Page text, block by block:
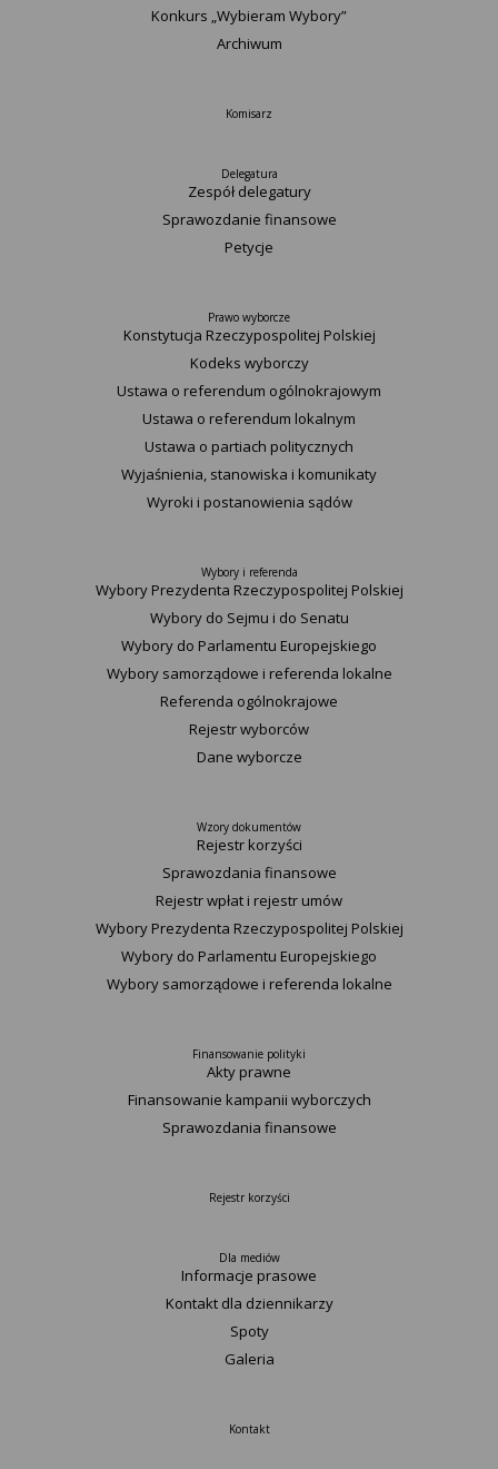
Konkurs „Wybieram Wybory”
Archiwum
Komisarz
Delegatura
Zespół delegatury
Sprawozdanie finansowe
Petycje
Prawo wyborcze
Konstytucja Rzeczypospolitej Polskiej​
Kodeks wyborczy
Ustawa o referendum ogólnokrajowym
Ustawa o referendum lokalnym
Ustawa o partiach politycznych
Wyjaśnienia, stanowiska i komunikaty
Wyroki i postanowienia sądów
Wybory i referenda
Wybory Prezydenta Rzeczypospolitej Polskiej
Wybory do Sejmu i do Senatu
Wybory do Parlamentu Europejskiego
Wybory samorządowe i referenda lokalne
Referenda ogólnokrajowe
Rejestr wyborców
Dane wyborcze
Wzory dokumentów
Rejestr korzyści
Sprawozdania finansowe
Rejestr wpłat i rejestr umów
Wybory Prezydenta Rzeczypospolitej Polskiej
Wybory do Parlamentu Europejskiego
Wybory samorządowe i referenda lokalne
Finansowanie polityki
Akty prawne
Finansowanie kampanii wyborczych
Sprawozdania finansowe
Rejestr korzyści
Dla mediów
Informacje prasowe
Kontakt dla dziennikarzy
Spoty
Galeria
Kontakt